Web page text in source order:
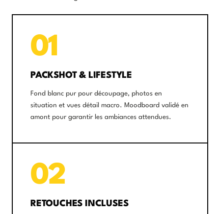
01
PACKSHOT & LIFESTYLE
Fond blanc pur pour découpage, photos en
situation et vues détail macro. Moodboard validé en
amont pour garantir les ambiances attendues.
02
RETOUCHES INCLUSES